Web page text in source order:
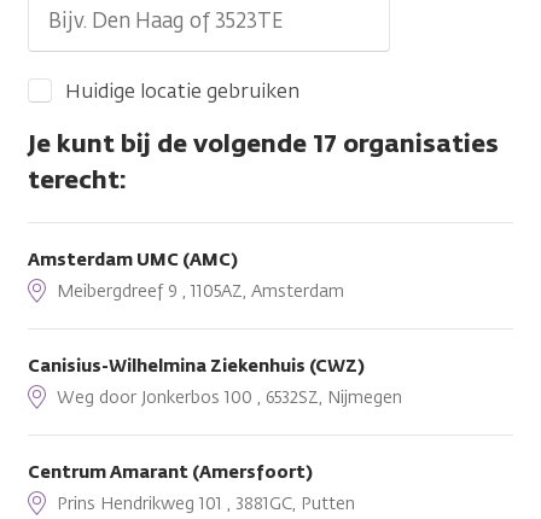
Huidige locatie gebruiken
Je kunt bij de volgende 17 organisaties
terecht:
Amsterdam UMC (AMC)
Meibergdreef 9 , 1105AZ, Amsterdam
Canisius-Wilhelmina Ziekenhuis (CWZ)
Weg door Jonkerbos 100 , 6532SZ, Nijmegen
Centrum Amarant (Amersfoort)
Prins Hendrikweg 101 , 3881GC, Putten